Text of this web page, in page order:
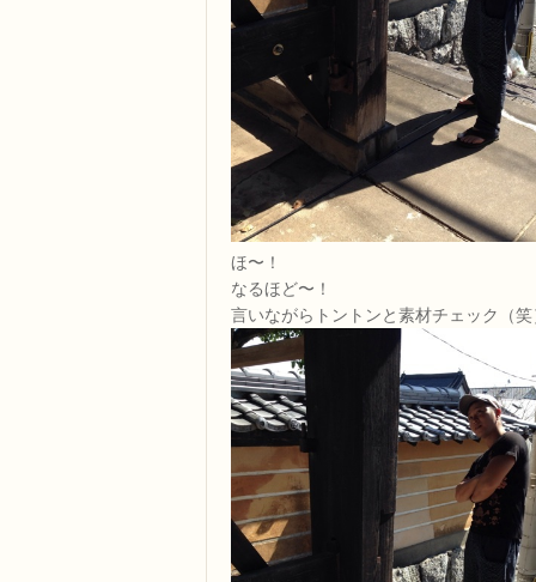
ほ〜！
なるほど〜！
言いながらトントンと素材チェック（笑